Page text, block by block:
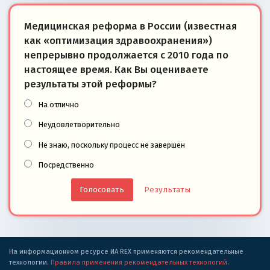
Медицинская реформа в России (известная
как «оптимизация здравоохранения»)
непрерывно продолжается с 2010 года по
настоящее время. Как Вы оцениваете
результаты этой реформы?
На отлично
Неудовлетворительно
Не знаю, поскольку процесс не завершён
Посредственно
Результаты
На информационном ресурсе ИА REX применяются рекомендательные
технологии. Правила применения рекомендательных технологий.